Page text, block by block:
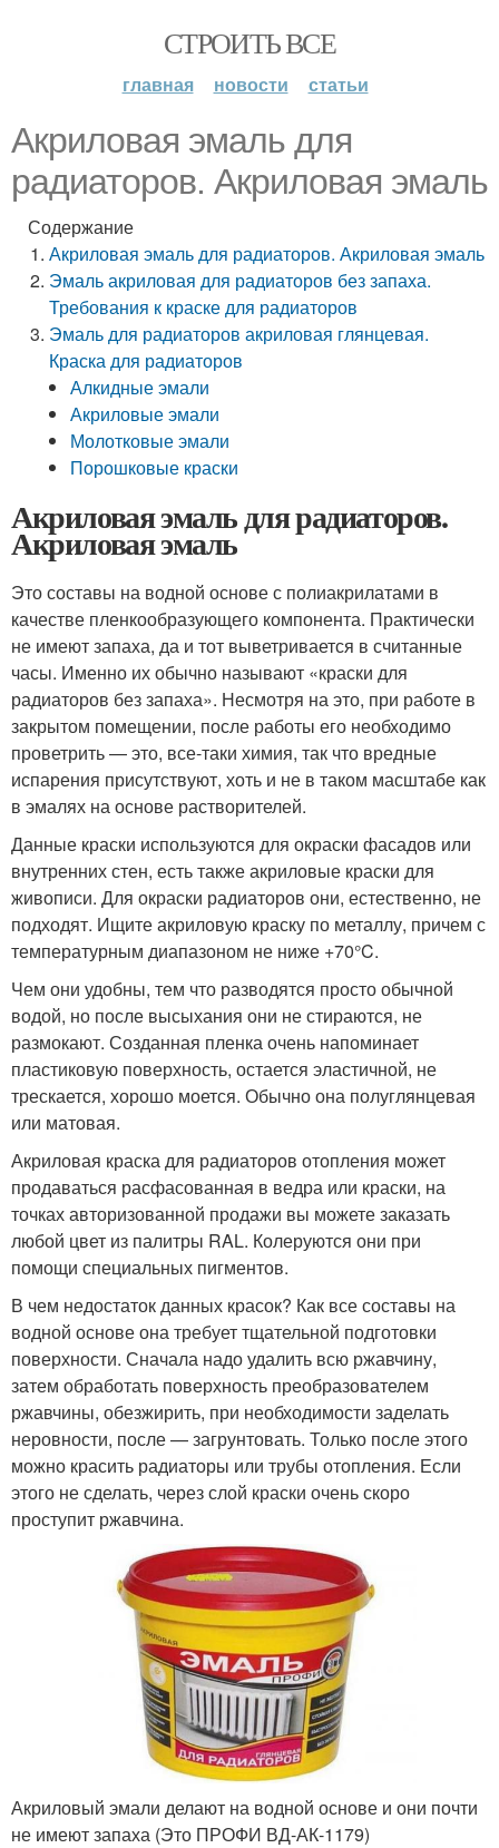
СТРОИТЬ ВСЕ
главная новости статьи
Акриловая эмаль для
радиаторов. Акриловая эмаль
Содержание
Акриловая эмаль для радиаторов. Акриловая эмаль
Эмаль акриловая для радиаторов без запаха.
Требования к краске для радиаторов
Эмаль для радиаторов акриловая глянцевая.
Краска для радиаторов
Алкидные эмали
Акриловые эмали
Молотковые эмали
Порошковые краски
Акриловая эмаль для радиаторов.
Акриловая эмаль
Это составы на водной основе с полиакрилатами в
качестве пленкообразующего компонента. Практически
не имеют запаха, да и тот выветривается в считанные
часы. Именно их обычно называют «краски для
радиаторов без запаха». Несмотря на это, при работе в
закрытом помещении, после работы его необходимо
проветрить — это, все-таки химия, так что вредные
испарения присутствуют, хоть и не в таком масштабе как
в эмалях на основе растворителей.
Данные краски используются для окраски фасадов или
внутренних стен, есть также акриловые краски для
живописи. Для окраски радиаторов они, естественно, не
подходят. Ищите акриловую краску по металлу, причем с
температурным диапазоном не ниже +70°C.
Чем они удобны, тем что разводятся просто обычной
водой, но после высыхания они не стираются, не
размокают. Созданная пленка очень напоминает
пластиковую поверхность, остается эластичной, не
трескается, хорошо моется. Обычно она полуглянцевая
или матовая.
Акриловая краска для радиаторов отопления может
продаваться расфасованная в ведра или краски, на
точках авторизованной продажи вы можете заказать
любой цвет из палитры RAL. Колеруются они при
помощи специальных пигментов.
В чем недостаток данных красок? Как все составы на
водной основе она требует тщательной подготовки
поверхности. Сначала надо удалить всю ржавчину,
затем обработать поверхность преобразователем
ржавчины, обезжирить, при необходимости заделать
неровности, после — загрунтовать. Только после этого
можно красить радиаторы или трубы отопления. Если
этого не сделать, через слой краски очень скоро
проступит ржавчина.
Акриловый эмали делают на водной основе и они почти
не имеют запаха (Это ПРОФИ ВД-АК-1179)